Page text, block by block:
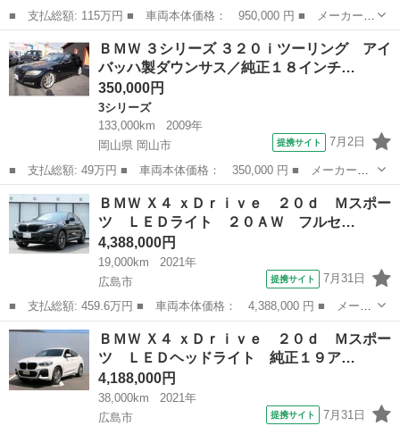
■ 支払総額: 115万円 ■ 車両本体価格： 950,000 円 ■ メーカー
名： ＢＭＷ ■ 車種名： ３シリーズ ■ グレード名： ３２０ｄ
ツーリング スマートキー プッシュスタート Ｂｌｕｅｔｏｏｔ
ｈ ドラレコ バ...
広島 東広島市 3シリーズ
ＢＭＷ ３シリーズ ３２０ｉツーリング アイ
バッハ製ダウンサス／純正１８インチ…
350,000円
3シリーズ
133,000km
2009年
岡山県 岡山市
提携サイト 7月2日
■ 支払総額: 49万円 ■ 車両本体価格： 350,000 円 ■ メーカー
名： ＢＭＷ ■ 車種名： ３シリーズ ■ グレード名： ３２０ｉ
ツーリング アイバッハ製ダウンサス／純正１８インチアルミ／ＨＩ
Ｄヘッドライト／...
岡山 岡山市
ＢＭＷ Ｘ４ ｘＤｒｉｖｅ ２０ｄ Ｍスポー
ツ ＬＥＤライト ２０ＡＷ フルセ…
4,388,000円
19,000km
2021年
広島市
提携サイト 7月31日
■ 支払総額: 459.6万円 ■ 車両本体価格： 4,388,000 円 ■ メーカ
ー名： ＢＭＷ ■ 車種名： Ｘ４ ■ グレード名： ｘＤｒｉｖ
ｅ ２０ｄ Ｍスポーツ ＬＥＤライト ２０ＡＷ フルセグ コー
ナーセンサ...
広島 広島市 BMW
ＢＭＷ Ｘ４ ｘＤｒｉｖｅ ２０ｄ Ｍスポー
ツ ＬＥＤヘッドライト 純正１９ア…
4,188,000円
38,000km
2021年
広島市
提携サイト 7月31日